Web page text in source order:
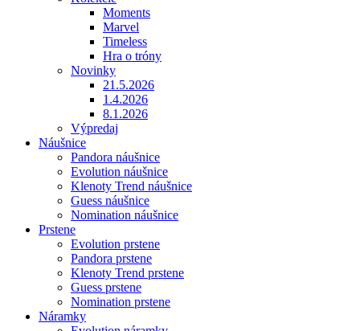
Moments
Marvel
Timeless
Hra o tróny
Novinky
21.5.2026
1.4.2026
8.1.2026
Výpredaj
Náušnice
Pandora náušnice
Evolution náušnice
Klenoty Trend náušnice
Guess náušnice
Nomination náušnice
Prstene
Evolution prstene
Pandora prstene
Klenoty Trend prstene
Guess prstene
Nomination prstene
Náramky